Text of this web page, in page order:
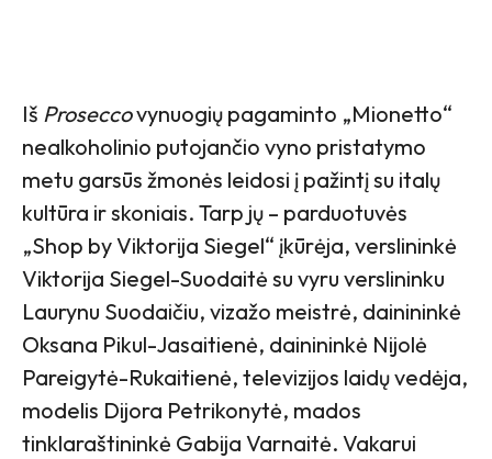
Iš Proseccovynuogių pagaminto „Mionetto“
nealkoholinio putojančio vyno pristatymo
metu garsūs žmonės leidosi į pažintį su italų
kultūra ir skoniais. Tarp jų – parduotuvės
„Shop by Viktorija Siegel“ įkūrėja, verslininkė
Viktorija Siegel-Suodaitė su vyru verslininku
Laurynu Suodaičiu, vizažo meistrė, dainininkė
Oksana Pikul-Jasaitienė, dainininkė Nijolė
Pareigytė-Rukaitienė, televizijos laidų vedėja,
modelis Dijora Petrikonytė, mados
tinklaraštininkė Gabija Varnaitė. Vakarui